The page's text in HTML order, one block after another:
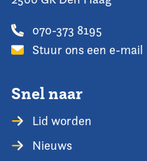
070-373 8195
Stuur ons een e-mail
Snel naar
Lid worden
Nieuws